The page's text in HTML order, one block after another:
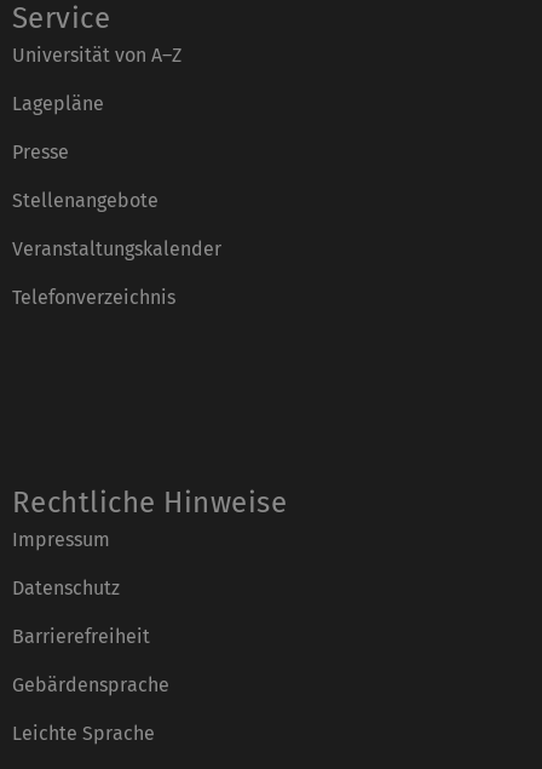
Service
Universität von A–Z
Lagepläne
Presse
Stellenangebote
Veranstaltungskalender
Telefonverzeichnis
Rechtliche Hinweise
Impressum
Datenschutz
Barrierefreiheit
Gebärdensprache
Leichte Sprache